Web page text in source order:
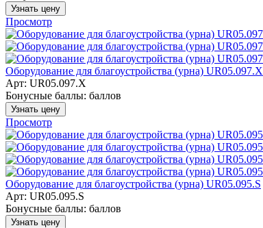
Узнать цену
Просмотр
Оборудование для благоустройства (урна) UR05.097.Х
Арт: UR05.097.Х
Бонусные баллы: баллов
Узнать цену
Просмотр
Оборудование для благоустройства (урна) UR05.095.S
Арт: UR05.095.S
Бонусные баллы: баллов
Узнать цену